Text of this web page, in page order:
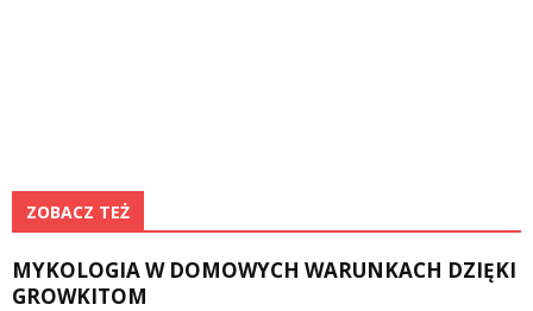
ZOBACZ TEŻ
MYKOLOGIA W DOMOWYCH WARUNKACH DZIĘKI
GROWKITOM